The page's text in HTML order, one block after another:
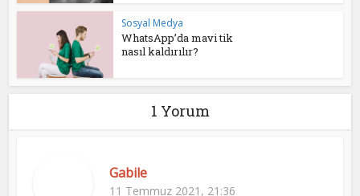
Sosyal Medya
WhatsApp’da mavi tik
nasıl kaldırılır?
1 Yorum
Gabile
11 Temmuz 2021, 21:36